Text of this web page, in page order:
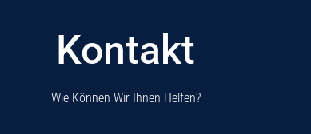
Kontakt
Wie Können Wir Ihnen Helfen?